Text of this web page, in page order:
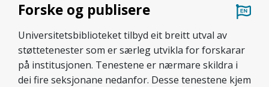
Forske og publisere
Universitetsbiblioteket tilbyd eit breitt utval av
støttetenester som er særleg utvikla for forskarar
på institusjonen. Tenestene er nærmare skildra i
dei fire seksjonane nedanfor. Desse tenestene kjem